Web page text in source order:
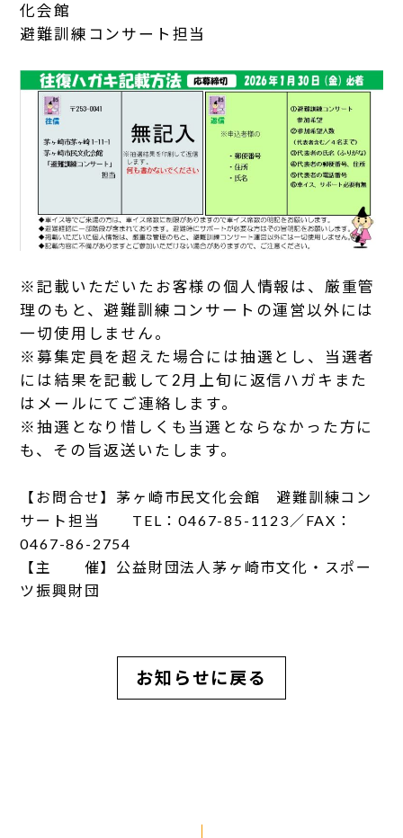
化会館
避難訓練コンサート担当
※記載いただいたお客様の個人情報は、厳重管
理のもと、避難訓練コンサートの運営以外には
一切使用しません。
※募集定員を超えた場合には抽選とし、当選者
には結果を記載して2月上旬に返信ハガキまた
はメールにてご連絡します。
※抽選となり惜しくも当選とならなかった方に
も、その旨返送いたします。
【お問合せ】茅ヶ崎市民文化会館 避難訓練コン
サート担当 TEL：0467-85-1123／FAX：
0467-86-2754
【主 催】公益財団法人茅ヶ崎市文化・スポー
ツ振興財団
お知らせに戻る